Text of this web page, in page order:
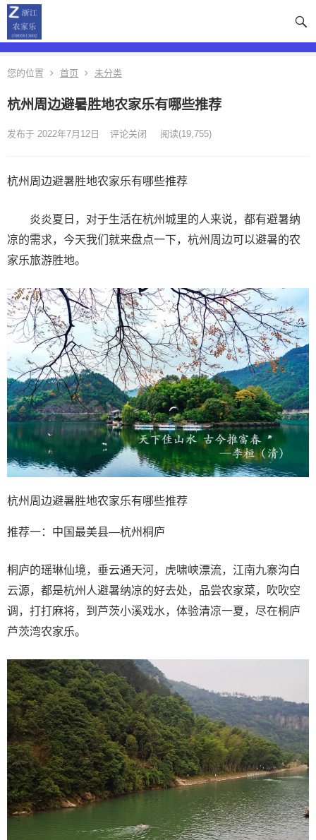
您的位置 首页 未分类
杭州周边避暑胜地农家乐有哪些推荐
发布于 2022年7月12日 评论关闭 阅读(19,755)
杭州周边避暑胜地农家乐有哪些推荐
炎炎夏日，对于生活在杭州城里的人来说，都有避暑纳
凉的需求，今天我们就来盘点一下，杭州周边可以避暑的农
家乐旅游胜地。
杭州周边避暑胜地农家乐有哪些推荐
推荐一：中国最美县—杭州桐庐
桐庐的瑶琳仙境，垂云通天河，虎啸峡漂流，江南九寨沟白
云源，都是杭州人避暑纳凉的好去处，品尝农家菜，吹吹空
调，打打麻将，到芦茨小溪戏水，体验清凉一夏，尽在桐庐
芦茨湾农家乐。